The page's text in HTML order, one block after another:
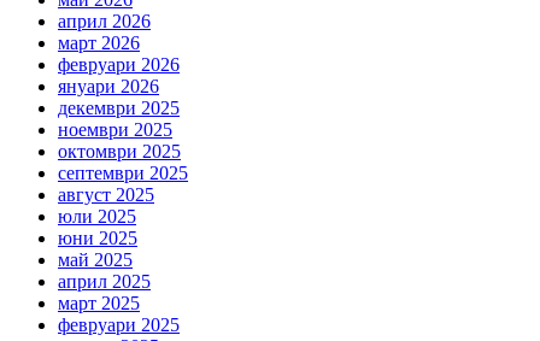
април 2026
март 2026
февруари 2026
януари 2026
декември 2025
ноември 2025
октомври 2025
септември 2025
август 2025
юли 2025
юни 2025
май 2025
април 2025
март 2025
февруари 2025